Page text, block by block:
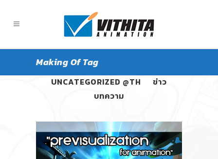
Making Of Tag
ALL
UNCATEGORIZED @TH
ข่าว
บทความ